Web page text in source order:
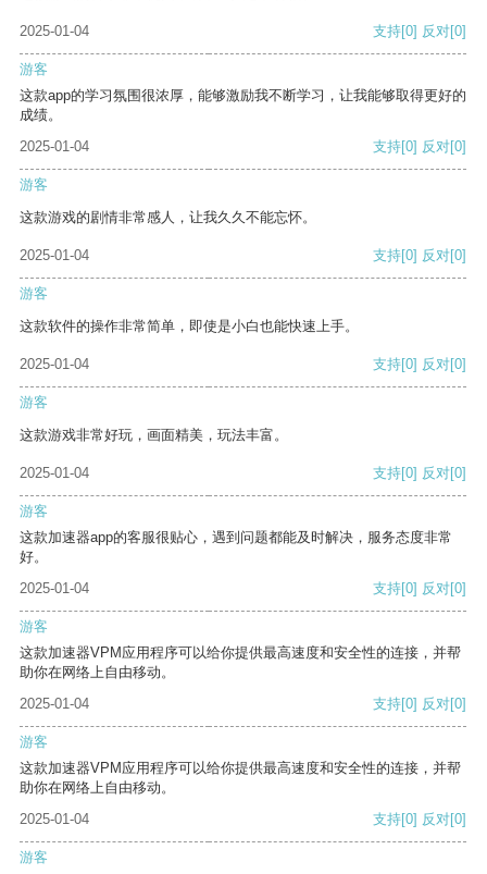
2025-01-04 支持[0] 反对[0]
游客
这款app的学习氛围很浓厚，能够激励我不断学习，让我能够取得更好的
成绩。
2025-01-04
支持[0] 反对[0]
游客
这款游戏的剧情非常感人，让我久久不能忘怀。
2025-01-04 支持[0] 反对[0]
游客
这款软件的操作非常简单，即使是小白也能快速上手。
2025-01-04 支持[0] 反对[0]
游客
这款游戏非常好玩，画面精美，玩法丰富。
2025-01-04 支持[0] 反对[0]
游客
这款加速器app的客服很贴心，遇到问题都能及时解决，服务态度非常
好。
2025-01-04
支持[0] 反对[0]
游客
这款加速器VPM应用程序可以给你提供最高速度和安全性的连接，并帮
助你在网络上自由移动。
2025-01-04
支持[0] 反对[0]
游客
这款加速器VPM应用程序可以给你提供最高速度和安全性的连接，并帮
助你在网络上自由移动。
2025-01-04
支持[0] 反对[0]
游客